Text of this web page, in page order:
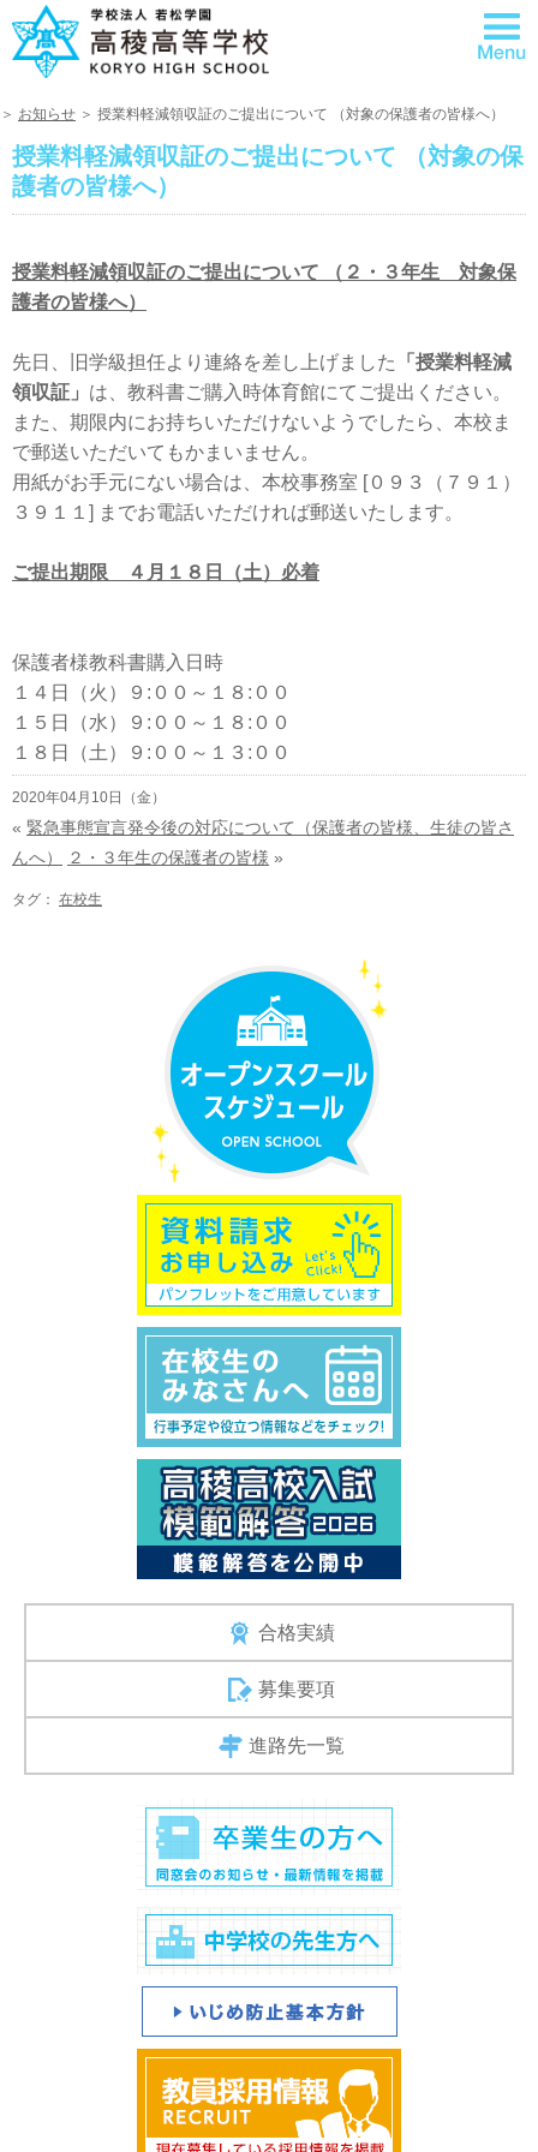
＞ お知らせ ＞ 授業料軽減領収証のご提出について （対象の保護者の皆様へ）
授業料軽減領収証のご提出について （対象の保
護者の皆様へ）
授業料軽減領収証のご提出について （２・３年生 対象保
護者の皆様へ）
先日、旧学級担任より連絡を差し上げました
「授業料軽減
領収証」 は、教科書ご購入時体育館にてご提出ください。
また、期限内にお持ちいただけないようでしたら、本校ま
で郵送いただいてもかまいません。
用紙がお手元にない場合は、本校事務室 [０９３（７９１）
３９１１] までお電話いただければ郵送いたします。
ご提出期限 ４月１８日（土）必着
保護者様教科書購入日時
１４日（火）９:００～１８:００
１５日（水）９:００～１８:００
１８日（土）９:００～１３:００
2020年04月10日（金）
« 緊急事態宣言発令後の対応について（保護者の皆様、生徒の皆さ
んへ）
２・３年生の保護者の皆様 »
タグ： 在校生
合格実績
募集要項
進路先一覧